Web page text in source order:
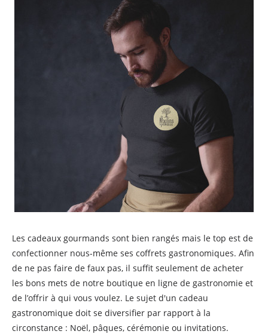
Les cadeaux gourmands sont bien rangés mais le top est de
confectionner nous-même ses coffrets gastronomiques. Afin
de ne pas faire de faux pas, il suffit seulement de acheter
les bons mets de notre boutique en ligne de gastronomie et
de l’offrir à qui vous voulez. Le sujet d'un cadeau
gastronomique doit se diversifier par rapport à la
circonstance : Noël, pâques, cérémonie ou invitations.